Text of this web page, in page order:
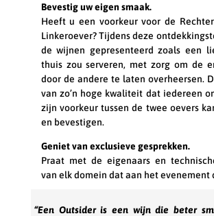
Bevestig uw eigen smaak.
Heeft u een voorkeur voor de
Linkeroever? Tijdens deze
de wijnen gepresenteerd zoals een
thuis zou serveren, met zorg om de
door de andere te laten overheersen.
van zo’n hoge kwaliteit dat iedereen
zijn voorkeur tussen de twee oevers
en bevestigen.
Geniet van exclusieve gesprekken.
Praat met de eigenaars en
van elk domein dat aan het evenement
“Een Outsider is een wijn die beter